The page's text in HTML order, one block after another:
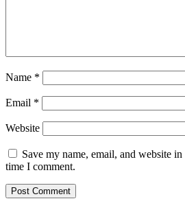
Name *
Email *
Website
Save my name, email, and website
time I comment.